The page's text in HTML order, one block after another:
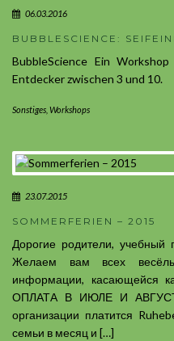
06.03.2016
BUBBLESCIENCE:
BubbleScience Ein
Entdecker zwischen 3 und 10.
Sonstiges Workshops
23.07.2015
SOMMERFERIEN – 2015
Дорогие родители,
Желаем вам всех
информации, касающейся
ОПЛАТА В ИЮЛЕ И
организации платится
семьи в месяц и […]